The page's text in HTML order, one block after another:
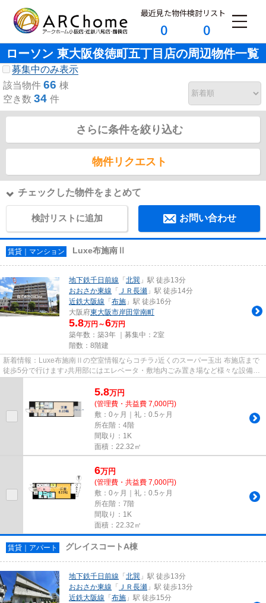
最近見た物件
0
検討リスト
0
ローソン 東大阪俊徳町五丁目店の周辺物件一覧
募集中のみ表示
該当物件 66 棟
空き数 34 件
さらに条件を絞り込む
物件リクエスト
チェックした物件をまとめて
検討リストに追加 お問い合わせ
賃貸｜マンション Luxe布施南Ⅱ
地下鉄千日前線 「北巽 」駅 徒歩13分
おおさか東線 「 ＪＲ長瀬 」駅 徒歩14分
近鉄大阪線 「布施 」駅 徒歩16分
大阪府東大阪市岸田堂南町
5.8万円～6万円
築年数：築3年 ｜募集中： 2室
階数：8階建
新着情報：Luxe布施南Ⅱの空室情報ならコチラ♪近くのスーパー玉出 布施店まで
徒歩5分で行けます♪共用部にはエレベータ・敷地内ごみ置き場など様々な設備や
サービスが揃っているので便利...
5.8万円
(管理費・共益費 7,000円)
敷：0ヶ月｜礼：0.5ヶ月
所在階：4階
間取り：1K
面積：22.32㎡
6万円
(管理費・共益費 7,000円)
敷：0ヶ月｜礼：0.5ヶ月
所在階：7階
間取り：1K
面積：22.32㎡
賃貸｜アパート グレイスコートA棟
地下鉄千日前線 「北巽 」駅 徒歩13分
おおさか東線 「 ＪＲ長瀬 」駅 徒歩13分
近鉄大阪線 「布施 」駅 徒歩15分